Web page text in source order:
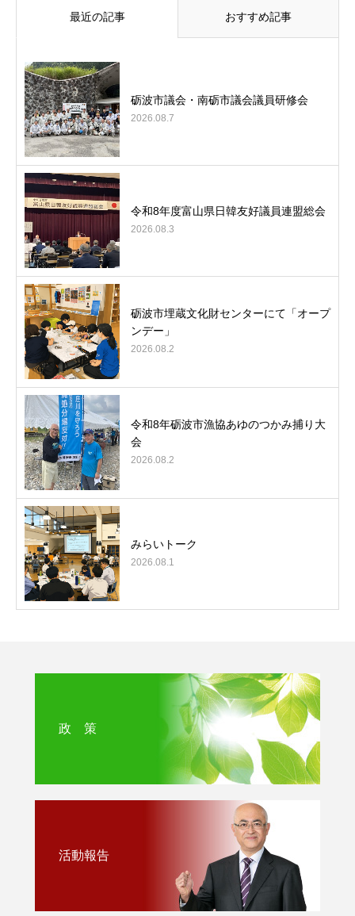
最近の記事 おすすめ記事
砺波市議会・南砺市議会議員研修会
2026.08.7
令和8年度富山県日韓友好議員連盟総会
2026.08.3
砺波市埋蔵文化財センターにて「オープ
ンデー」
2026.08.2
令和8年砺波市漁協あゆのつかみ捕り大
会
2026.08.2
みらいトーク
2026.08.1
政 策
活動報告